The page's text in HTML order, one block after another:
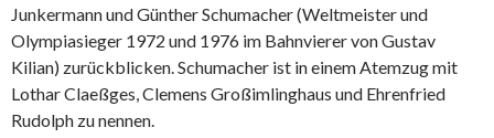
Junkermann und Günther Schumacher (Weltmeister und
Olympiasieger 1972 und 1976 im Bahnvierer von Gustav
Kilian) zurückblicken. Schumacher ist in einem Atemzug mit
Lothar Claeßges, Clemens Großimlinghaus und Ehrenfried
Rudolph zu nennen.